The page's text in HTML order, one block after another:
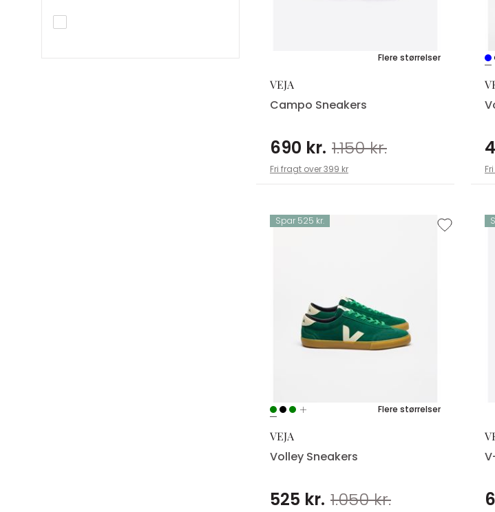
Flere størrelser
VEJA
Campo Sneakers
690 kr. 1.150 kr.
Fri fragt over 399 kr
Spar 525 kr.
Flere størrelser
VEJA
Volley Sneakers
525 kr. 1.050 kr.